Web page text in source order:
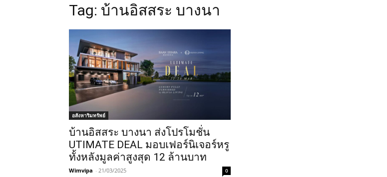
Tag: บ้านอิสสระ บางนา
อสังหาริมทรัพย์
บ้านอิสสระ บางนา ส่งโปรโมชั่น
UTIMATE DEAL มอบเฟอร์นิเจอร์หรู
ทั้งหลังมูลค่าสูงสุด 12 ล้านบาท
Wimvipa - 21/03/2025 0